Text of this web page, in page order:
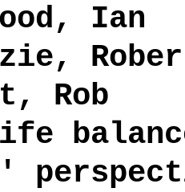
Ian
Rob
life